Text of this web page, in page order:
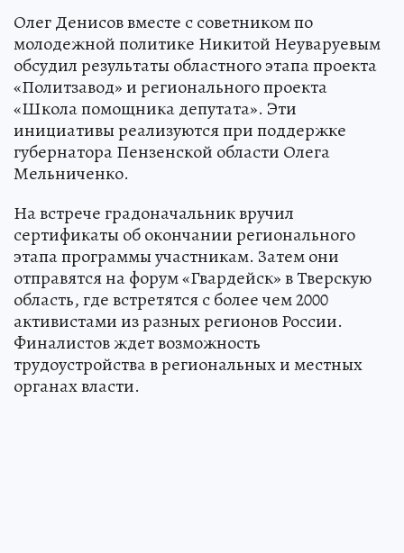
Олег Денисов вместе с советником по
молодежной политике Никитой Неуваруевым
обсудил результаты областного этапа проекта
«Политзавод» и регионального проекта
«Школа помощника депутата». Эти
инициативы реализуются при поддержке
губернатора Пензенской области Олега
Мельниченко.
На встрече градоначальник вручил
сертификаты об окончании регионального
этапа программы участникам. Затем они
отправятся на форум «Гвардейск» в Тверскую
область, где встретятся с более чем 2000
активистами из разных регионов России.
Финалистов ждет возможность
трудоустройства в региональных и местных
органах власти.